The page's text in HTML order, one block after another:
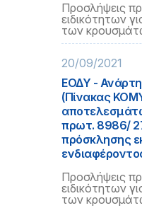
Προσλήψεις
ειδικότητων
των
20/09/2021
ΕΟΔΥ -
(Πίνακας
πρωτ. 8986/
πρόσκλησης
Προσλήψεις
ειδικότητων
των